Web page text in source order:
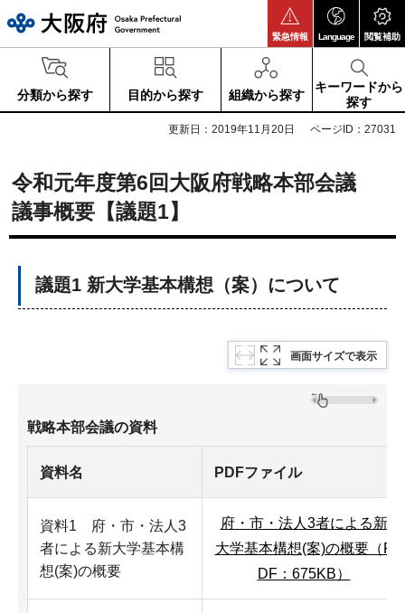
緊急情報 Language 閲覧補助
分類から探す 目的から探す 組織から探す
キーワードから
探す
更新日：2019年11月20日 ページID：27031
令和元年度第6回大阪府戦略本部会議
議事概要【議題1】
議題1 新大学基本構想（案）について
画面サイズで表示
戦略本部会議の資料
資料名 PDFファイル
資料1 府・市・法人3
者による新大学基本構
想(案)の概要
府・市・法人3者による新
大学基本構想(案)の概要（P
DF：675KB）